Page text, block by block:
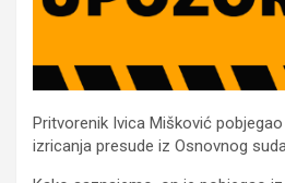
Pritvorenik Ivica Mišković
izricanja presude iz Osnovnog